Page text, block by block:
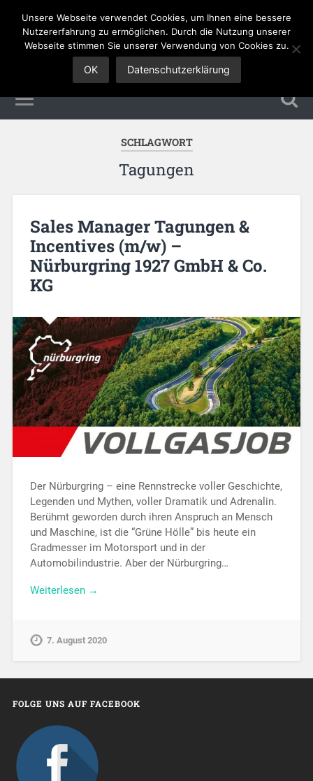
Sales Jobs
SCHLAGWORT
Tagungen
Sales Manager Tagungen &
Incentives (m/w) –
Nürburgring 1927 GmbH & Co.
KG
Der Nürburgring – eine Rennstrecke voller Geschichte,
Legenden und Mythen, voller Dramatik und Adrenalin.
Berühmt geworden durch ihren Anspruch an Mensch
und Maschine, ist die “Grüne Hölle” bis heute ein
Gradmesser im Motorsport und in der
Automobilindustrie. Aber der Nürburgring…
Weiterlesen →
7. August 2020
FOLGE UNS AUF FACEBOOK
Unsere Webseite verwendet Cookies, um Ihnen eine bessere
Nutzererfahrung zu ermöglichen. Durch die Nutzung unserer
Webseite stimmen Sie unserer Verwendung von Cookies zu.
OK Datenschutzerklärung